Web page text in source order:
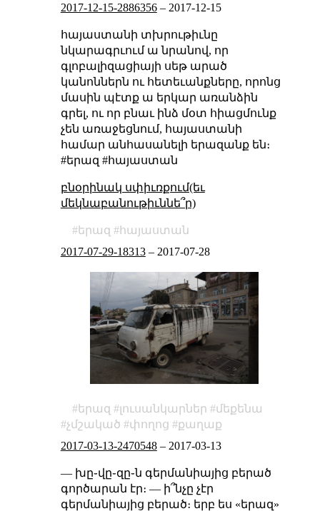
2017-12-15-2886356– 2017-12-15
հայաստանի տխրութիւնը
նկարագրւում ա նրանով, որ
գլոբալիզացիայի սեթ արած
կանոններն ու հետեւանքները, որոնց
մասին պէտք ա երկար առանձին
գրել, ու որ բնաւ ինձ մօտ հիացմունք
չեն առաջեցնում, հայաստանի
համար անհասանելի երազանք են։
#երազ #հայաստան
բնօրինակ սփիւռքում(եւ
մեկնաբանութիւննե՞ր)
երազ
հայաստան
2017-07-29-18313– 2017-07-28
երազ լուսանկարներ
մեքենա
չմշակած
փողոց
քաղաք
2017-03-13-2470548– 2017-03-13
— խը֊վը֊զը֊ն գերմանիայից բերած
գործարան էր։ — ի՞նչը չէր
գերմանիայից բերած։ երբ ես «երազ»